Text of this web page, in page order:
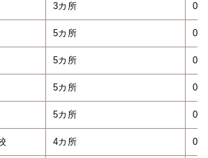
3カ所
5カ所
5カ所
5カ所
5カ所
4カ所